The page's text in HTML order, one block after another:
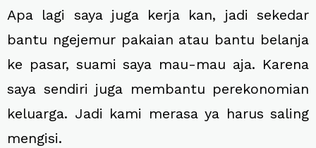
Apa lagi saya juga kerja kan, jadi sekedar
bantu ngejemur pakaian atau bantu belanja
ke pasar, suami saya mau-mau aja. Karena
saya sendiri juga membantu perekonomian
keluarga. Jadi kami merasa ya harus saling
mengisi.